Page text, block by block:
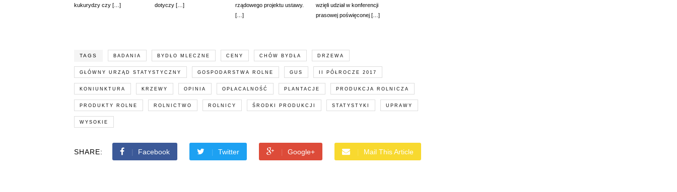
kukurydzy czy […]
dotyczy […]
rządowego projektu ustawy.
[…]
wzięli udział w konferencji
prasowej poświęconej […]
TAGS BADANIA BYDŁO MLECZNE CENY CHÓW BYDŁA DRZEWA
GŁÓWNY URZĄD STATYSTYCZNY GOSPODARSTWA ROLNE GUS II PÓŁROCZE 2017
KONIUNKTURA KRZEWY OPINIA OPŁACALNOŚĆ PLANTACJE PRODUKCJA ROLNICZA
PRODUKTY ROLNE ROLNICTWO ROLNICY ŚRODKI PRODUKCJI STATYSTYKI UPRAWY
WYSOKIE
SHARE: Facebook Twitter Google+ Mail This Article